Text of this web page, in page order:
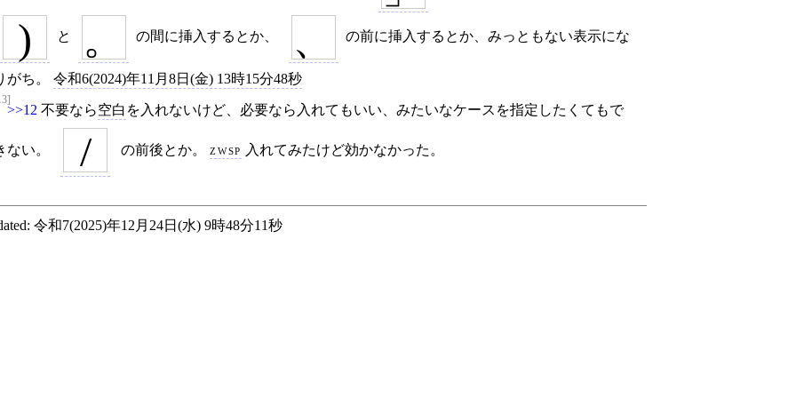
) と 。 の間に挿入するとか、 の前に挿入するとか、みっともない表示にな
がち。 令和6(2024)年11月8日(金) 13時15分48秒
>>12 不要なら空白 を入れないけど、必要なら入れてもいい、みたいなケースを指定したくてもで
ない。 / の前後とか。zwsp 入れてみたけど効かなかった。
令和7(2025)年12月24日(水) 9時48分11秒